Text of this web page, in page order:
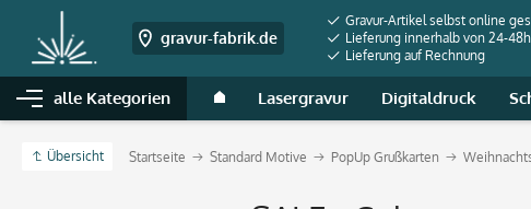
gravur-fabrik.de
Gravur-Artikel selbst online
Lieferung innerhalb von 24-48h
Lieferung auf Rechnung
alle Kategorien Lasergravur Digitaldruck
Übersicht Startseite Standard Motive PopUp Grußkarten